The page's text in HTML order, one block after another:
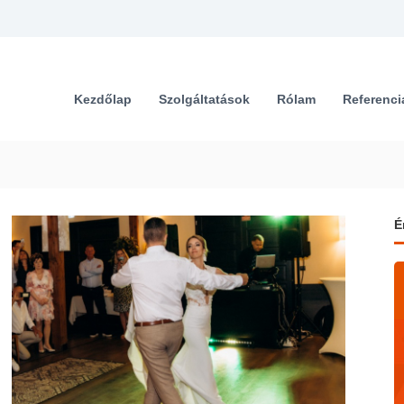
Kezdőlap Szolgáltatások Rólam